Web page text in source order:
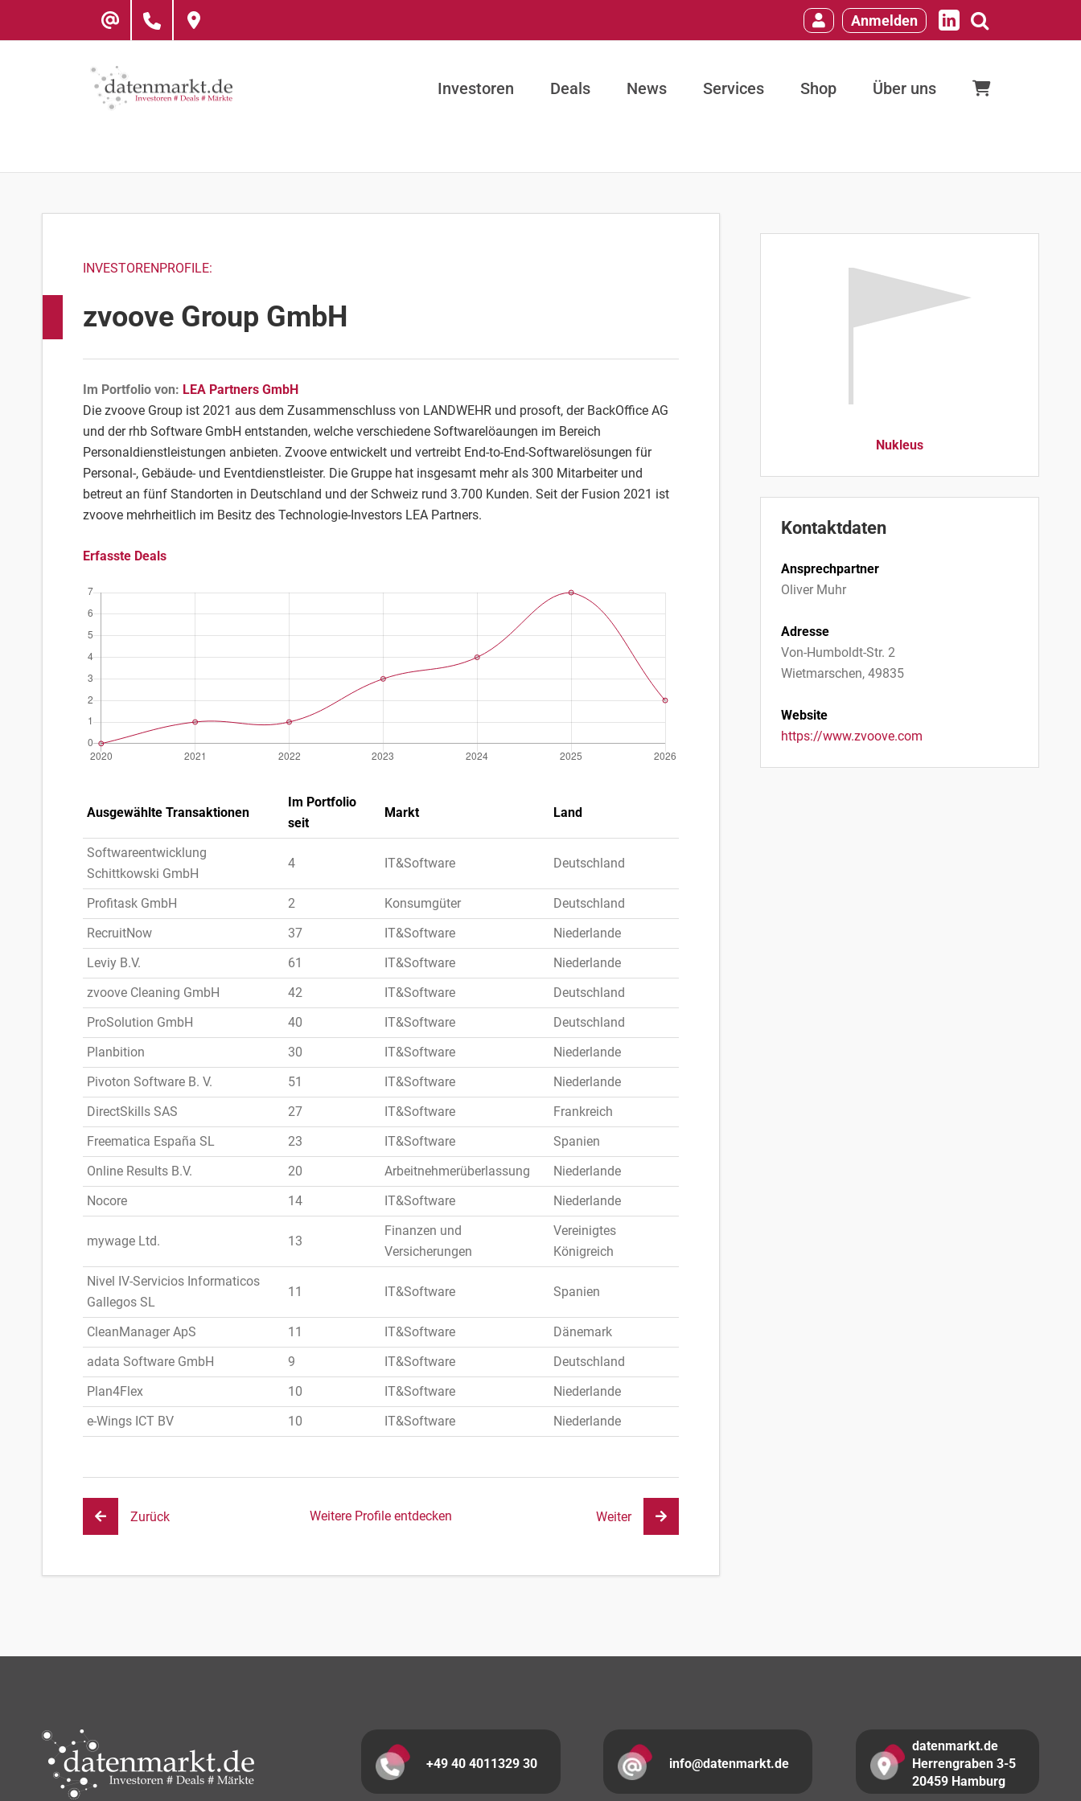
Anmelden LinkedIn
Investoren Deals News Services Shop Über uns
INVESTORENPROFILE:
zvoove Group GmbH
Im Portfolio von: LEA Partners GmbH
Die zvoove Group ist 2021 aus dem Zusammenschluss von LANDWEHR und prosoft, der BackOffice AG
und der rhb Software GmbH entstanden, welche verschiedene Softwarelöaungen im Bereich
Personaldienstleistungen anbieten. Zvoove entwickelt und vertreibt End-to-End-Softwarelösungen für
Personal-, Gebäude- und Eventdienstleister. Die Gruppe hat insgesamt mehr als 300 Mitarbeiter und
betreut an fünf Standorten in Deutschland und der Schweiz rund 3.700 Kunden. Seit der Fusion 2021 ist
zvoove mehrheitlich im Besitz des Technologie-Investors LEA Partners.
Erfasste Deals
Ausgewählte Transaktionen
Im Portfolio
seit
Markt Land
Softwareentwicklung
Schittkowski GmbH
4 IT&Software Deutschland
Profitask GmbH 2 Konsumgüter
Deutschland
RecruitNow
37 IT&Software
Niederlande
Leviy B.V.
61 IT&Software
Niederlande
zvoove Cleaning GmbH
42 IT&Software
Deutschland
ProSolution GmbH
40 IT&Software
Deutschland
Planbition
30 IT&Software
Niederlande
Pivoton Software B. V.
51 IT&Software
Niederlande
DirectSkills SAS
27 IT&Software
Frankreich
Freematica España SL
23 IT&Software
Spanien
Online Results B.V.
20 Arbeitnehmerüberlassung
Niederlande
Nocore
14 IT&Software Niederlande
mywage Ltd. 13
Finanzen und
Versicherungen
Vereinigtes
Königreich
Nivel IV-Servicios Informaticos
Gallegos SL
11 IT&Software Spanien
CleanManager ApS 11 IT&Software
Dänemark
adata Software GmbH
9 IT&Software
Deutschland
Plan4Flex
10 IT&Software
Niederlande
e-Wings ICT BV
10 IT&Software Niederlande
Zurück Weitere Profile entdecken Weiter
Nukleus
Kontaktdaten
Ansprechpartner
Oliver Muhr
Adresse
Von-Humboldt-Str. 2
Wietmarschen, 49835
Website
https://www.zvoove.com
+49 40 4011329 30 info@datenmarkt.de
datenmarkt.de
Herrengraben 3-5
20459 Hamburg